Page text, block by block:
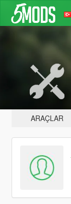
ARAÇLAR